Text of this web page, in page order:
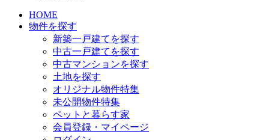
HOME
物件を探す
新築一戸建てを探す
中古一戸建てを探す
中古マンションを探す
土地を探す
オリジナル物件特集
未公開物件特集
ペットと暮らす家
会員登録・マイページ